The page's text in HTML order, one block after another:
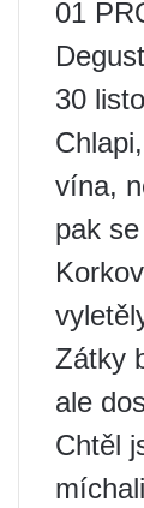
01
30
vína,
pak
Zátky
ale
Chtěl